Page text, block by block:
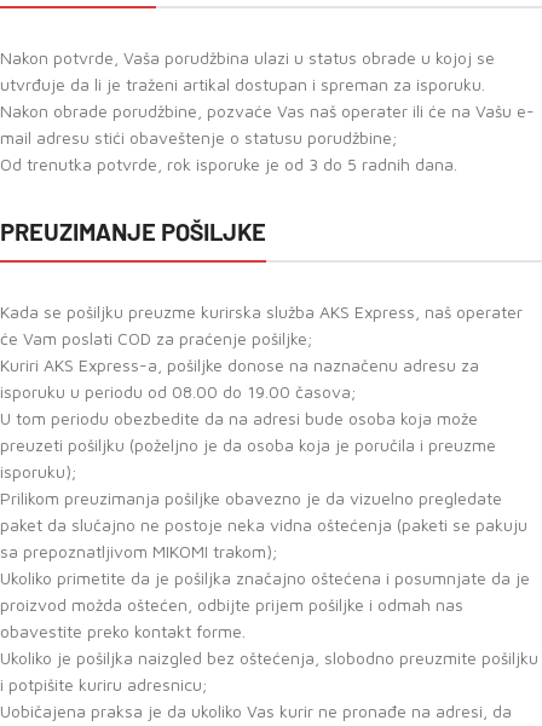
Nakon potvrde, Vaša porudžbina ulazi u status obrade u kojoj se
utvrđuje da li je traženi artikal dostupan i spreman za isporuku.
Nakon obrade porudžbine, pozvaće Vas naš operater ili će na Vašu e-
mail adresu stići obaveštenje o statusu porudžbine;
Od trenutka potvrde, rok isporuke je od 3 do 5 radnih dana.
PREUZIMANJE POŠILJKE
Kada se pošiljku preuzme kurirska služba AKS Express, naš operater
će Vam poslati COD za praćenje pošiljke;
Kuriri AKS Express-a, pošiljke donose na naznačenu adresu za
isporuku u periodu od 08.00 do 19.00 časova;
U tom periodu obezbedite da na adresi bude osoba koja može
preuzeti pošiljku (poželjno je da osoba koja je poručila i preuzme
isporuku);
Prilikom preuzimanja pošiljke obavezno je da vizuelno pregledate
paket da slučajno ne postoje neka vidna oštećenja (paketi se pakuju
sa prepoznatljivom MIKOMI trakom);
Ukoliko primetite da je pošiljka značajno oštećena i posumnjate da je
proizvod možda oštećen, odbijte prijem pošiljke i odmah nas
obavestite preko kontakt forme.
Ukoliko je pošiljka naizgled bez oštećenja, slobodno preuzmite pošiljku
i potpišite kuriru adresnicu;
Uobičajena praksa je da ukoliko Vas kurir ne pronađe na adresi, da